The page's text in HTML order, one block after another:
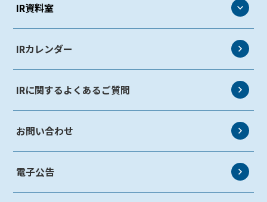
株主総会
IR資料室
IR資料室
説明会資料
決算短信
サステナビリティ資料室
IRカレンダー
IRに関するよくあるご質問
お問い合わせ
電子公告